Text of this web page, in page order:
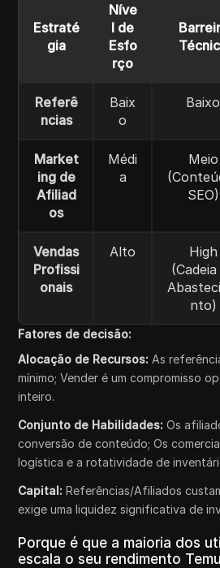
Estraté
gia
Níve
l de
Esfo
rço
Referê
ncias
Baix
o
Baixo
Market
ing de
Afiliad
os
Médi
a
Meio
SEO)
Vendas
Profissi
onais
Alto
High
nto)
Fatores de decisão:
Alocação de Recursos: As
mínimo; Vender é um compromisso
inteiro.
Conjunto de Habilidades: Os
conversão de conteúdo; Os
logística e a rotatividade de
Capital: Referências/Afiliados
exige uma liquidez significativa de
Porque é que a maioria dos
escala o seu rendimento Temu